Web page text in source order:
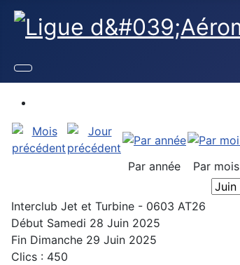
Par année Par mois
Interclub Jet et Turbine - 0603 AT26
Début Samedi 28 Juin 2025
Fin Dimanche 29 Juin 2025
Clics : 450